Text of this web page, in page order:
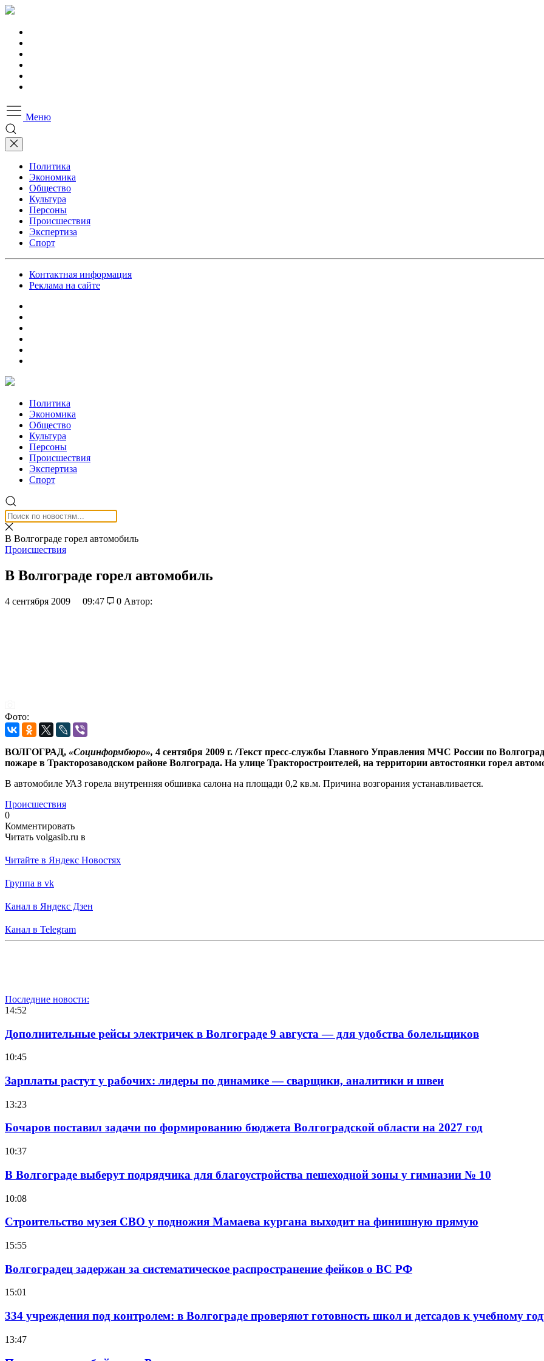
Меню
Политика
Экономика
Общество
Культура
Персоны
Происшествия
Экспертиза
Спорт
Контактная информация
Реклама на сайте
Политика
Экономика
Общество
Культура
Персоны
Происшествия
Экспертиза
Спорт
В Волгограде горел автомобиль
Происшествия
В Волгограде горел автомобиль
4 сентября 2009 09:47 0 Автор:
Фото:
ВОЛГОГРАД, «Социнформбюро», 4 сентября 2009 г. /Текст пресс-службы Главного Управления МЧС России по
пожаре в Тракторозаводском районе Волгограда. На улице Тракторостроителей, на территории автостоянки горел
В автомобиле УАЗ горела внутренняя обшивка салона на площади 0,2 кв.м. Причина возгорания устанавливается.
Происшествия
0
Комментировать
Читать volgasib.ru в
Читайте в Яндекс Новостях
Группа в vk
Канал в Яндекс Дзен
Канал в Telegram
Последние новости:
14:52
Дополнительные рейсы электричек в Волгограде 9 августа — для удобства болельщиков
10:45
Зарплаты растут у рабочих: лидеры по динамике — сварщики, аналитики и швеи
13:23
Бочаров поставил задачи по формированию бюджета Волгоградской области на 2027 год
10:37
В Волгограде выберут подрядчика для благоустройства пешеходной зоны у гимназии № 10
10:08
Строительство музея СВО у подножия Мамаева кургана выходит на финишную прямую
15:55
Волгоградец задержан за систематическое распространение фейков о ВС РФ
15:01
334 учреждения под контролем: в Волгограде проверяют готовность школ и детсадов к учебному
13:47